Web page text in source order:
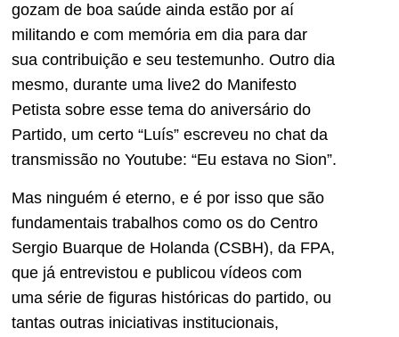
gozam de boa saúde ainda estão por aí
militando e com memória em dia para dar
sua contribuição e seu testemunho. Outro dia
mesmo, durante uma live2 do Manifesto
Petista sobre esse tema do aniversário do
Partido, um certo “Luís” escreveu no chat da
transmissão no Youtube: “Eu estava no Sion”.
Mas ninguém é eterno, e é por isso que são
fundamentais trabalhos como os do Centro
Sergio Buarque de Holanda (CSBH), da FPA,
que já entrevistou e publicou vídeos com
uma série de figuras históricas do partido, ou
tantas outras iniciativas institucionais,